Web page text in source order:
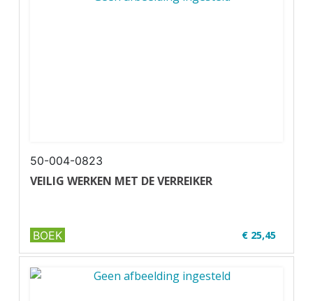
50-004-0823
VEILIG WERKEN MET DE VERREIKER
€ 25,45
✔ U30-1
✔ Zwart-wit
BOEK